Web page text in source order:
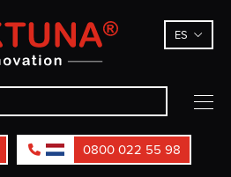
ES
0800 022 55 98